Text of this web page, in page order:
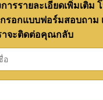
รรายละเอียดเพิ่มเติม
รอกแบบฟอร์มสอบถาม
าจะติดต่อคุณกลับ